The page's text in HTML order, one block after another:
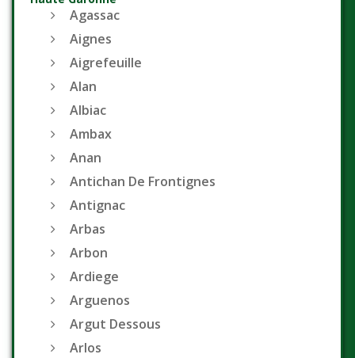
Agassac
Aignes
Aigrefeuille
Alan
Albiac
Ambax
Anan
Antichan De Frontignes
Antignac
Arbas
Arbon
Ardiege
Arguenos
Argut Dessous
Arlos